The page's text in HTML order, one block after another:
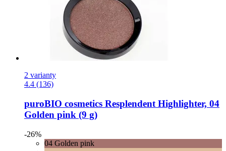
2 varianty
4.4 (136)
puroBIO cosmetics Resplendent Highlighter, 04
Golden pink (9 g)
-26%
04 Golden pink